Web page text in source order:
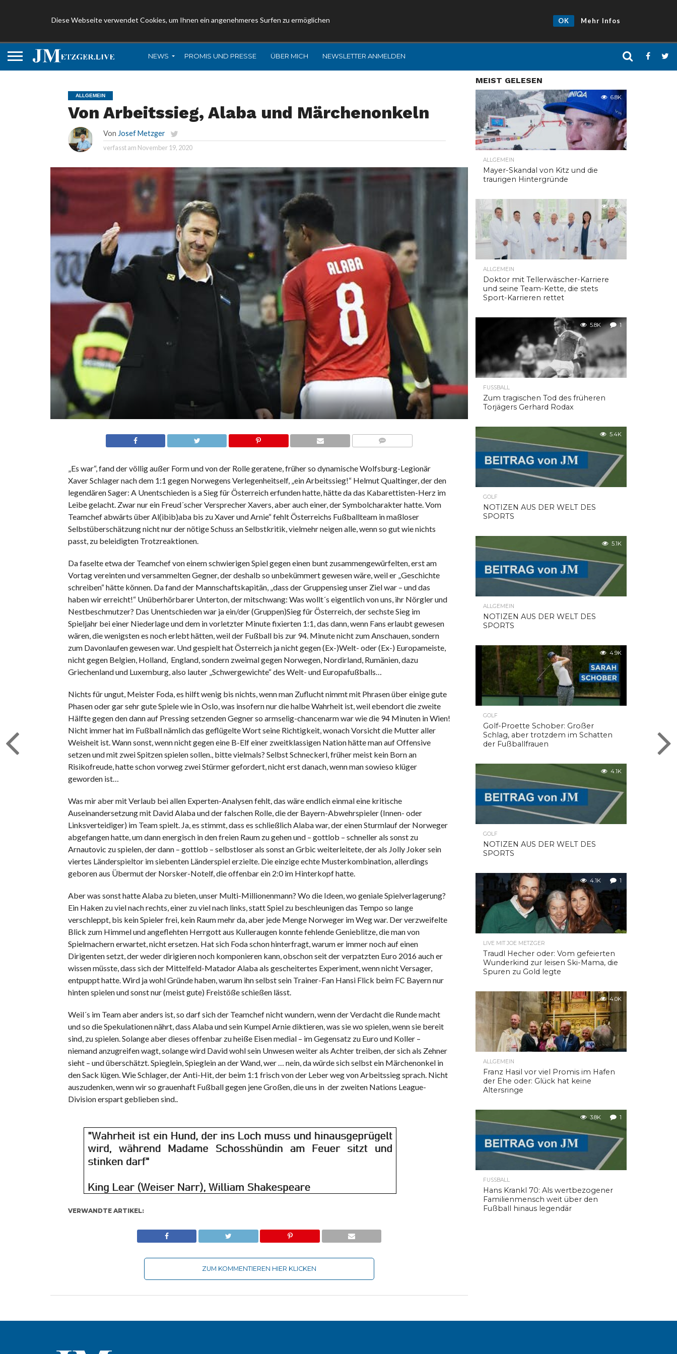
Diese Webseite verwendet Cookies, um Ihnen ein angenehmeres Surfen zu ermöglichen OK Mehr Infos
NEWS PROMIS UND PRESSE ÜBER MICH NEWSLETTER ANMELDEN
ALLGEMEIN
Von Arbeitssieg, Alaba und Märchenonkeln
Von Josef Metzger
verfasst am November 19, 2020
„Es war“, fand der völlig außer Form und von der Rolle geratene, früher so dynamische Wolfsburg-Legionär
Xaver Schlager nach dem 1:1 gegen Norwegens Verlegenheitself, „ein Arbeitssieg!“ Helmut Qualtinger, der den
legendären Sager: A Unentschieden is a Sieg für Österreich erfunden hatte, hätte da das Kabarettisten-Herz im
Leibe gelacht. Zwar nur ein Freud´scher Versprecher Xavers, aber auch einer, der Symbolcharakter hatte. Vom
Teamchef abwärts über Al(ibib)aba bis zu Xaver und Arnie“ fehlt Österreichs Fußballteam in maßloser
Selbstüberschätzung nicht nur der nötige Schuss an Selbstkritik, vielmehr neigen alle, wenn so gut wie nichts
passt, zu beleidigten Trotzreaktionen.
Da faselte etwa der Teamchef von einem schwierigen Spiel gegen einen bunt zusammengewürfelten, erst am
Vortag vereinten und versammelten Gegner, der deshalb so unbekümmert gewesen wäre, weil er „Geschichte
schreiben“ hätte können. Da fand der Mannschaftskapitän, „dass der Gruppensieg unser Ziel war – und das
haben wir erreicht!“ Unüberhörbarer Unterton, der mitschwang: Was wollt´s eigentlich von uns, ihr Nörgler und
Nestbeschmutzer? Das Unentschieden war ja ein/der (Gruppen)Sieg für Österreich, der sechste Sieg im
Spieljahr bei einer Niederlage und dem in vorletzter Minute fixierten 1:1, das dann, wenn Fans erlaubt gewesen
wären, die wenigsten es noch erlebt hätten, weil der Fußball bis zur 94. Minute nicht zum Anschauen, sondern
zum Davonlaufen gewesen war. Und gespielt hat Österreich ja nicht gegen (Ex-)Welt- oder (Ex-) Europameiste,
nicht gegen Belgien, Holland, England, sondern zweimal gegen Norwegen, Nordirland, Rumänien, dazu
Griechenland und Luxemburg, also lauter „Schwergewichte“ des Welt- und Europafußballs…
Nichts für ungut, Meister Foda, es hilft wenig bis nichts, wenn man Zuflucht nimmt mit Phrasen über einige gute
Phasen oder gar sehr gute Spiele wie in Oslo, was insofern nur die halbe Wahrheit ist, weil ebendort die zweite
Hälfte gegen den dann auf Pressing setzenden Gegner so armselig-chancenarm war wie die 94 Minuten in Wien!
Nicht immer hat im Fußball nämlich das geflügelte Wort seine Richtigkeit, wonach Vorsicht die Mutter aller
Weisheit ist. Wann sonst, wenn nicht gegen eine B-Elf einer zweitklassigen Nation hätte man auf Offensive
setzen und mit zwei Spitzen spielen sollen., bitte vielmals? Selbst Schneckerl, früher meist kein Born an
Risikofreude, hatte schon vorweg zwei Stürmer gefordert, nicht erst danach, wenn man sowieso klüger
geworden ist…
Was mir aber mit Verlaub bei allen Experten-Analysen fehlt, das wäre endlich einmal eine kritische
Auseinandersetzung mit David Alaba und der falschen Rolle, die der Bayern-Abwehrspieler (Innen- oder
Linksverteidiger) im Team spielt. Ja, es stimmt, dass es schließlich Alaba war, der einen Sturmlauf der Norweger
abgefangen hatte, um dann energisch in den freien Raum zu gehen und – gottlob – schneller als sonst zu
Arnautovic zu spielen, der dann – gottlob – selbstloser als sonst an Grbic weiterleitete, der als Jolly Joker sein
viertes Länderspieltor im siebenten Länderspiel erzielte. Die einzige echte Musterkombination, allerdings
geboren aus Übermut der Norsker-Notelf, die offenbar ein 2:0 im Hinterkopf hatte.
Aber was sonst hatte Alaba zu bieten, unser Multi-Millionenmann? Wo die Ideen, wo geniale Spielverlagerung?
Ein Haken zu viel nach rechts, einer zu viel nach links, statt Spiel zu beschleunigen das Tempo so lange
verschleppt, bis kein Spieler frei, kein Raum mehr da, aber jede Menge Norweger im Weg war. Der verzweifelte
Blick zum Himmel und angeflehten Herrgott aus Kulleraugen konnte fehlende Genieblitze, die man von
Spielmachern erwartet, nicht ersetzen. Hat sich Foda schon hinterfragt, warum er immer noch auf einen
Dirigenten setzt, der weder dirigieren noch komponieren kann, obschon seit der verpatzten Euro 2016 auch er
wissen müsste, dass sich der Mittelfeld-Matador Alaba als gescheitertes Experiment, wenn nicht Versager,
entpuppt hatte. Wird ja wohl Gründe haben, warum ihn selbst sein Trainer-Fan Hansi Flick beim FC Bayern nur
hinten spielen und sonst nur (meist gute) Freistöße schießen lässt.
Weil´s im Team aber anders ist, so darf sich der Teamchef nicht wundern, wenn der Verdacht die Runde macht
und so die Spekulationen nährt, dass Alaba und sein Kumpel Arnie diktieren, was sie wo spielen, wenn sie bereit
sind, zu spielen. Solange aber dieses offenbar zu heiße Eisen medial – im Gegensatz zu Euro und Koller –
niemand anzugreifen wagt, solange wird David wohl sein Unwesen weiter als Achter treiben, der sich als Zehner
sieht – und überschätzt. Spieglein, Spieglein an der Wand, wer … nein, da würde sich selbst ein Märchenonkel in
den Sack lügen. Wie Schlager, der Anti-Hit, der beim 1:1 frisch von der Leber weg von Arbeitssieg sprach. Nicht
auszudenken, wenn wir so grauenhaft Fußball gegen jene Großen, die uns in der zweiten Nations League-
Division erspart geblieben sind..
VERWANDTE ARTIKEL:
ZUM KOMMENTIEREN HIER KLICKEN
MEIST GELESEN
6.8K
ALLGEMEIN
Mayer-Skandal von Kitz und die
traurigen Hintergründe
6.0K
ALLGEMEIN
Doktor mit Tellerwäscher-Karriere
und seine Team-Kette, die stets
Sport-Karrieren rettet
5.8K 1
FUSSBALL
Zum tragischen Tod des früheren
Torjägers Gerhard Rodax
5.4K
GOLF
NOTIZEN AUS DER WELT DES
SPORTS
5.1K
ALLGEMEIN
NOTIZEN AUS DER WELT DES
SPORTS
4.9K
GOLF
Golf-Proette Schober: Großer
Schlag, aber trotzdem im Schatten
der Fußballfrauen
4.1K
GOLF
NOTIZEN AUS DER WELT DES
SPORTS
4.1K 1
LIVE MIT JOE METZGER
Traudl Hecher oder: Vom gefeierten
Wunderkind zur leisen Ski-Mama, die
Spuren zu Gold legte
4.0K
ALLGEMEIN
Franz Hasil vor viel Promis im Hafen
der Ehe oder: Glück hat keine
Altersringe
3.8K 1
FUSSBALL
Hans Krankl 70: Als wertbezogener
Familienmensch weit über den
Fußball hinaus legendär